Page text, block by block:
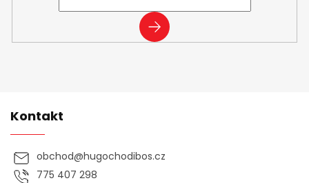
PŘIHLÁSIT
SE
Kontakt
obchod@hugochodibos.cz
775 407 298